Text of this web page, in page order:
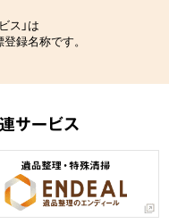
ス」は
録名称です。
サービス